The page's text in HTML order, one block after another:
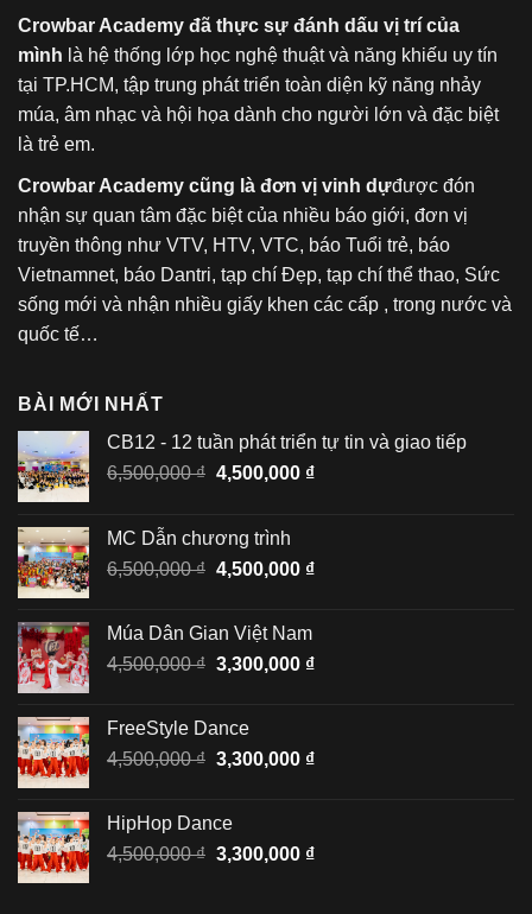
Crowbar Academy đã thực sự đánh dấu vị trí của
mình là hệ thống lớp học nghệ thuật và năng khiếu uy tín
tại TP.HCM, tập trung phát triển toàn diện kỹ năng nhảy
múa, âm nhạc và hội họa dành cho người lớn và đặc biệt
là trẻ em.
Crowbar Academy cũng là đơn vị vinh dựđược đón
nhận sự quan tâm đặc biệt của nhiều báo giới, đơn vị
truyền thông như VTV, HTV, VTC, báo Tuổi trẻ, báo
Vietnamnet, báo Dantri, tạp chí Đẹp, tạp chí thể thao, Sức
sống mới và nhận nhiều giấy khen các cấp , trong nước và
quốc tế…
BÀI MỚI NHẤT
CB12 - 12 tuần phát triển tự tin và giao tiếp
6,500,000₫ Giá
6,500,000 ₫.
4,500,000 ₫Giá
4,500,000 ₫.
MC Dẫn chương trình
6,500,000₫ Giá
6,500,000 ₫.
4,500,000 ₫Giá
4,500,000 ₫.
Múa Dân Gian Việt Nam
4,500,000₫ Giá
4,500,000 ₫.
3,300,000 ₫Giá
3,300,000 ₫.
FreeStyle Dance
4,500,000₫ Giá
4,500,000 ₫.
3,300,000 ₫Giá
3,300,000 ₫.
HipHop Dance
4,500,000₫ Giá
3,300,000 ₫Giá